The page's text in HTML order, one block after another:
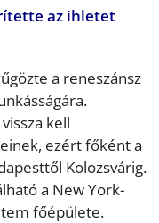
az ihletet
a reneszánsz
kell
ezért főként a
Kolozsvárig.
a New York-
főépülete.